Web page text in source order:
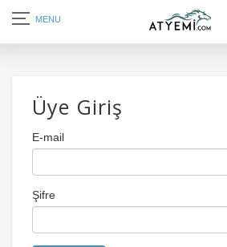
Üye Giriş
E-mail
Şifre